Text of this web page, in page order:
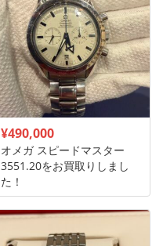
¥490,000
オメガ スピードマスター
3551.20をお買取りしまし
た！